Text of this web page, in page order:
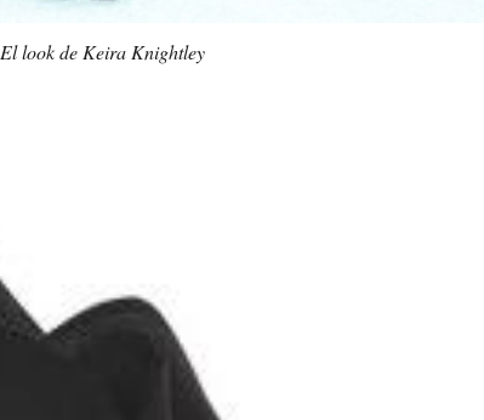
El look de Keira Knightley